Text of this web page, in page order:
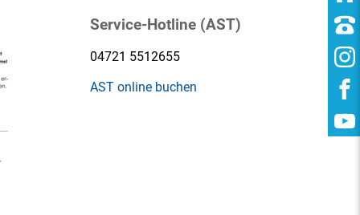
Service-Hotline (AST)
04721 5512655
AST online buchen